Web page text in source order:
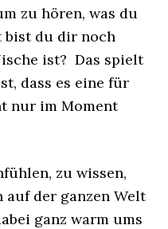
zu hören, was du
bist du dir noch
ist? Das spielt
dass es eine für
nur im Moment
zu wissen,
auf der ganzen Welt
ganz warm ums